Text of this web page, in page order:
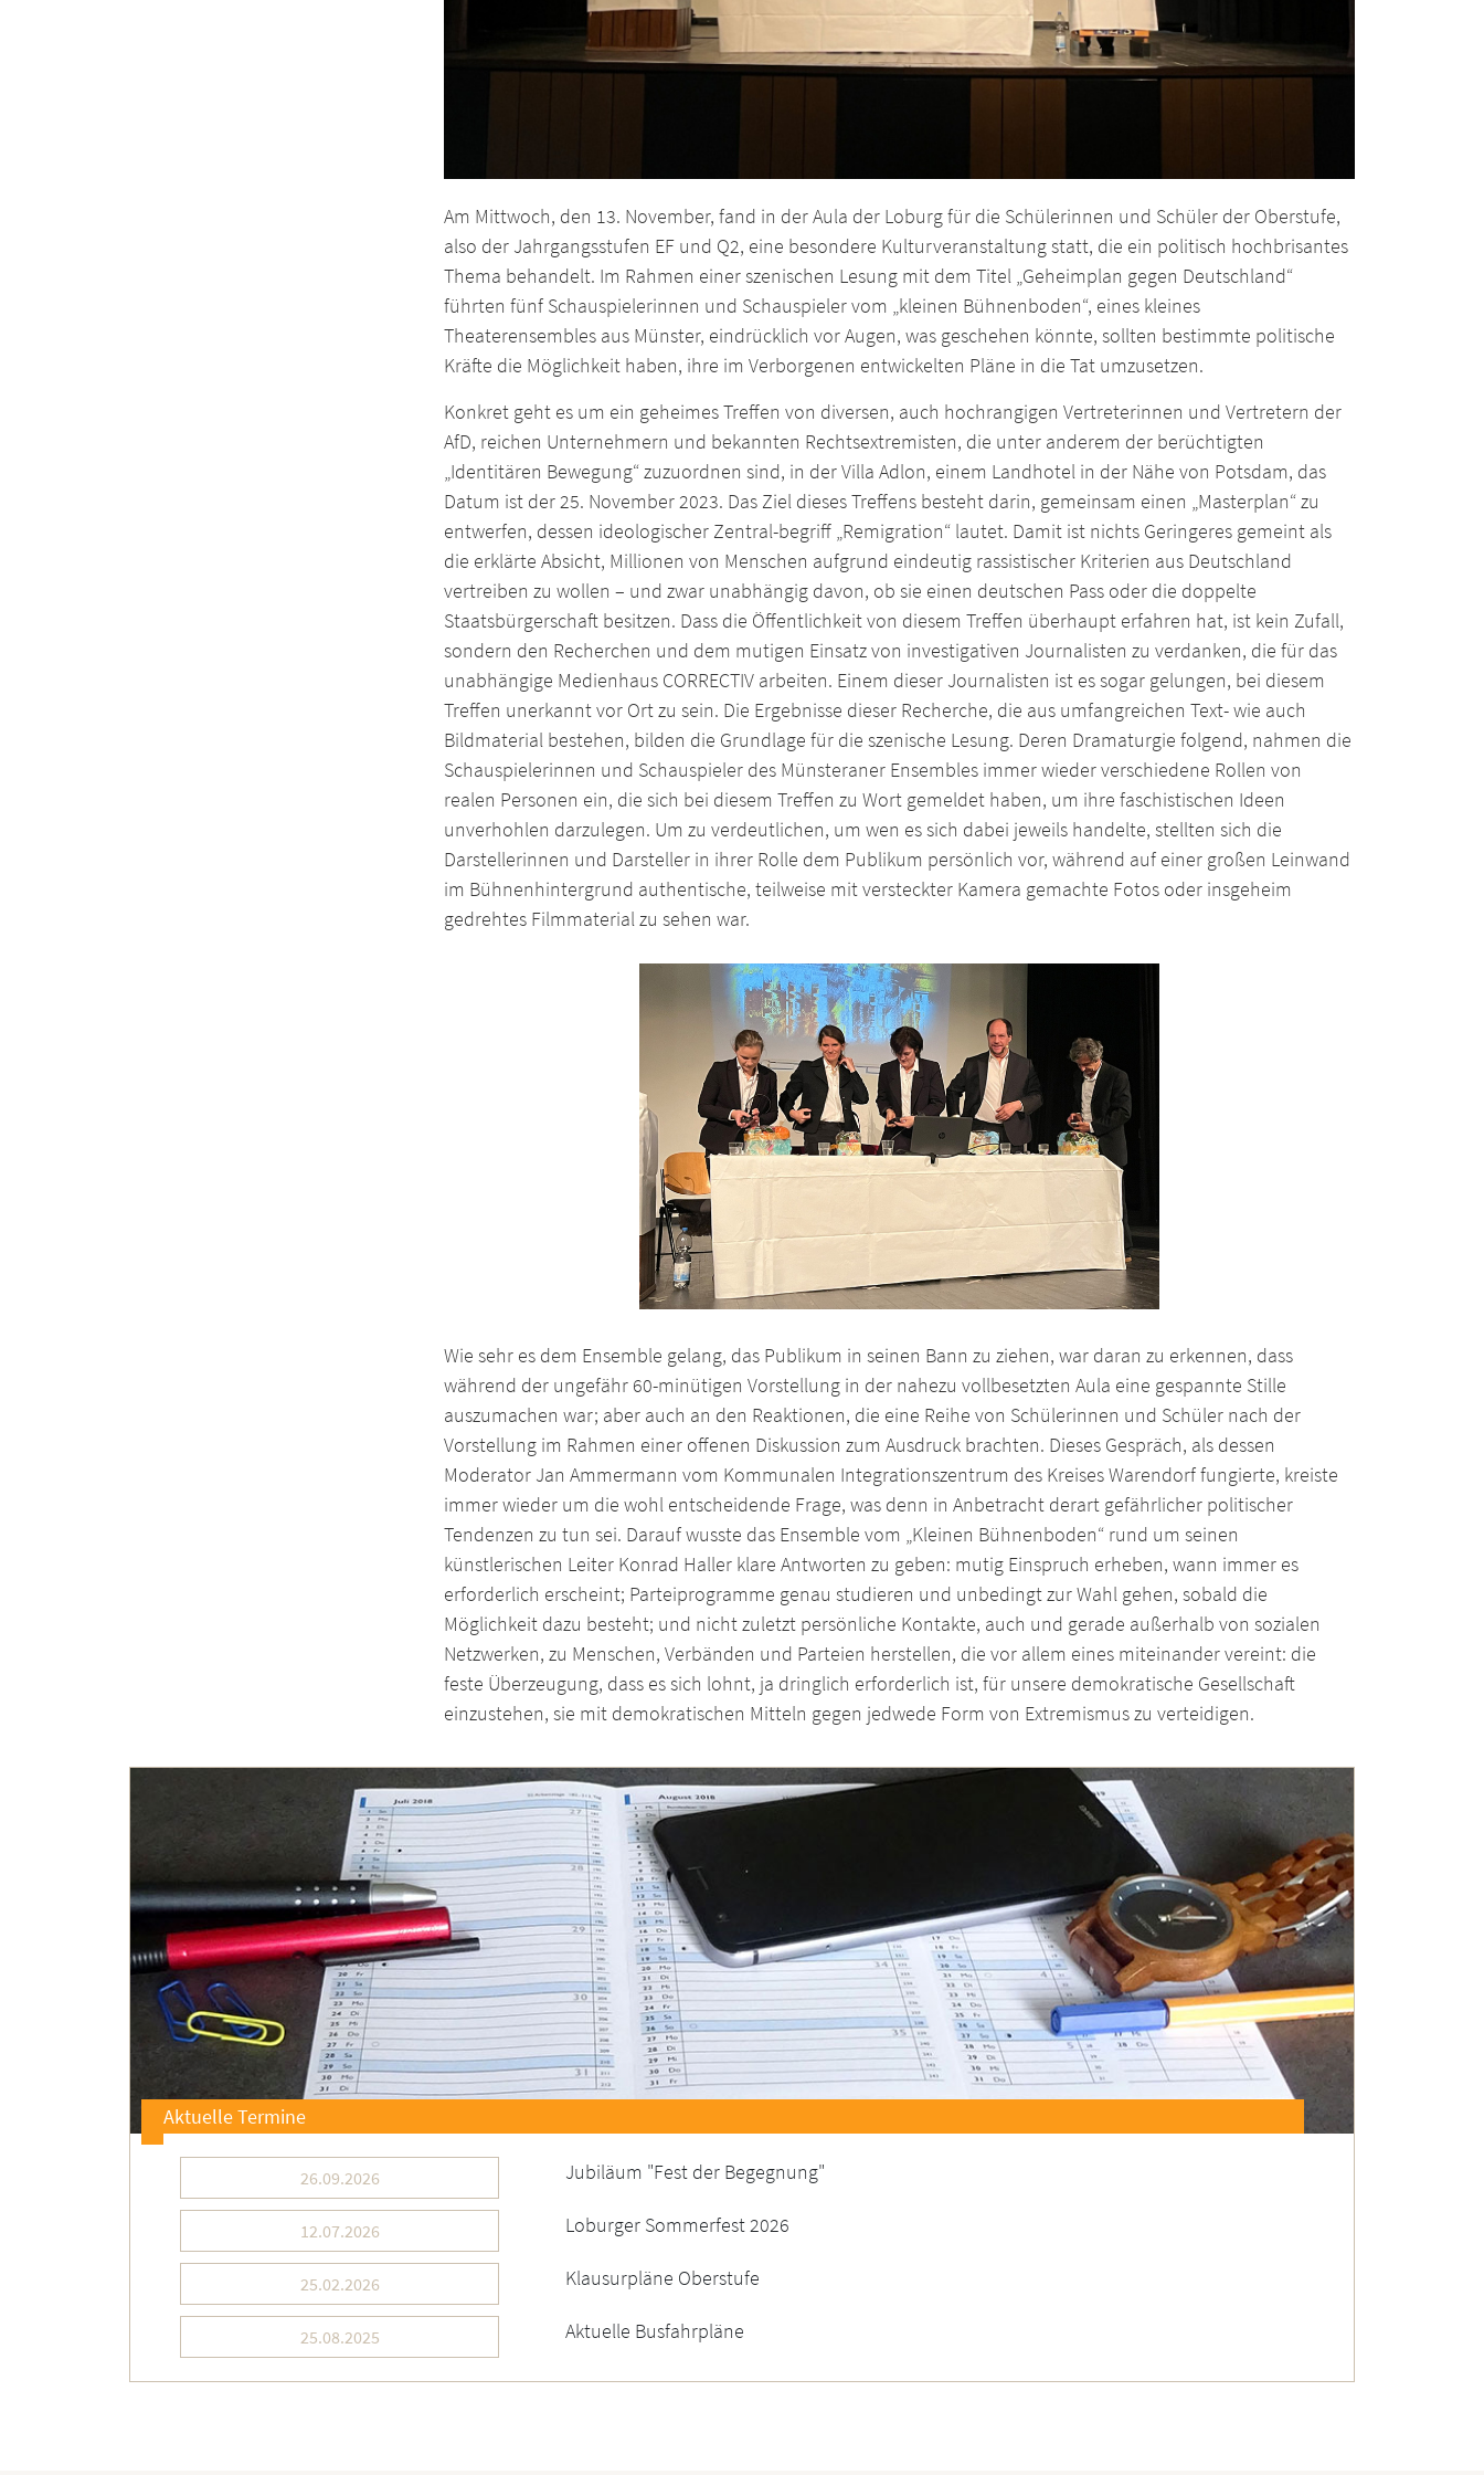
Am Mittwoch, den 13. November, fand in der Aula der Loburg für die Schülerinnen und Schüler der Oberstufe,
also der Jahrgangsstufen EF und Q2, eine besondere Kulturveranstaltung statt, die ein politisch hochbrisantes
Thema behandelt. Im Rahmen einer szenischen Lesung mit dem Titel „Geheimplan gegen Deutschland“
führten fünf Schauspielerinnen und Schauspieler vom „kleinen Bühnenboden“, eines kleines
Theaterensembles aus Münster, eindrücklich vor Augen, was geschehen könnte, sollten bestimmte politische
Kräfte die Möglichkeit haben, ihre im Verborgenen entwickelten Pläne in die Tat umzusetzen.
Konkret geht es um ein geheimes Treffen von diversen, auch hochrangigen Vertreterinnen und Vertretern der
AfD, reichen Unternehmern und bekannten Rechtsextremisten, die unter anderem der berüchtigten
„Identitären Bewegung“ zuzuordnen sind, in der Villa Adlon, einem Landhotel in der Nähe von Potsdam, das
Datum ist der 25. November 2023. Das Ziel dieses Treffens besteht darin, gemeinsam einen „Masterplan“ zu
entwerfen, dessen ideologischer Zentral-begriff „Remigration“ lautet. Damit ist nichts Geringeres gemeint als
die erklärte Absicht, Millionen von Menschen aufgrund eindeutig rassistischer Kriterien aus Deutschland
vertreiben zu wollen – und zwar unabhängig davon, ob sie einen deutschen Pass oder die doppelte
Staatsbürgerschaft besitzen. Dass die Öffentlichkeit von diesem Treffen überhaupt erfahren hat, ist kein Zufall,
sondern den Recherchen und dem mutigen Einsatz von investigativen Journalisten zu verdanken, die für das
unabhängige Medienhaus CORRECTIV arbeiten. Einem dieser Journalisten ist es sogar gelungen, bei diesem
Treffen unerkannt vor Ort zu sein. Die Ergebnisse dieser Recherche, die aus umfangreichen Text- wie auch
Bildmaterial bestehen, bilden die Grundlage für die szenische Lesung. Deren Dramaturgie folgend, nahmen die
Schauspielerinnen und Schauspieler des Münsteraner Ensembles immer wieder verschiedene Rollen von
realen Personen ein, die sich bei diesem Treffen zu Wort gemeldet haben, um ihre faschistischen Ideen
unverhohlen darzulegen. Um zu verdeutlichen, um wen es sich dabei jeweils handelte, stellten sich die
Darstellerinnen und Darsteller in ihrer Rolle dem Publikum persönlich vor, während auf einer großen Leinwand
im Bühnenhintergrund authentische, teilweise mit versteckter Kamera gemachte Fotos oder insgeheim
gedrehtes Filmmaterial zu sehen war.
Wie sehr es dem Ensemble gelang, das Publikum in seinen Bann zu ziehen, war daran zu erkennen, dass
während der ungefähr 60-minütigen Vorstellung in der nahezu vollbesetzten Aula eine gespannte Stille
auszumachen war; aber auch an den Reaktionen, die eine Reihe von Schülerinnen und Schüler nach der
Vorstellung im Rahmen einer offenen Diskussion zum Ausdruck brachten. Dieses Gespräch, als dessen
Moderator Jan Ammermann vom Kommunalen Integrationszentrum des Kreises Warendorf fungierte, kreiste
immer wieder um die wohl entscheidende Frage, was denn in Anbetracht derart gefährlicher politischer
Tendenzen zu tun sei. Darauf wusste das Ensemble vom „Kleinen Bühnenboden“ rund um seinen
künstlerischen Leiter Konrad Haller klare Antworten zu geben: mutig Einspruch erheben, wann immer es
erforderlich erscheint; Parteiprogramme genau studieren und unbedingt zur Wahl gehen, sobald die
Möglichkeit dazu besteht; und nicht zuletzt persönliche Kontakte, auch und gerade außerhalb von sozialen
Netzwerken, zu Menschen, Verbänden und Parteien herstellen, die vor allem eines miteinander vereint: die
feste Überzeugung, dass es sich lohnt, ja dringlich erforderlich ist, für unsere demokratische Gesellschaft
einzustehen, sie mit demokratischen Mitteln gegen jedwede Form von Extremismus zu verteidigen.
Aktuelle Termine
26.09.2026 Jubiläum "Fest der Begegnung"
12.07.2026 Loburger Sommerfest 2026
25.02.2026 Klausurpläne Oberstufe
25.08.2025 Aktuelle Busfahrpläne